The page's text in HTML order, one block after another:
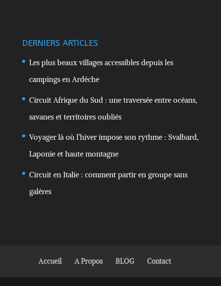
DERNIERS ARTICLES
Les plus beaux villages accessibles depuis les
campings en Ardèche
Circuit Afrique du Sud : une traversée entre océans,
savanes et territoires oubliés
Voyager là où l’hiver impose son rythme : Svalbard,
Laponie et haute montagne
Circuit en Italie : comment partir en groupe sans
galères
Accueil A Propos BLOG Contact